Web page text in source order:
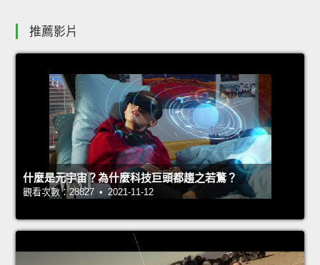
推薦影片
什麼是元宇宙？為什麼科技巨頭都趨之若鶩？
觀看次數：28827 • 2021-11-12